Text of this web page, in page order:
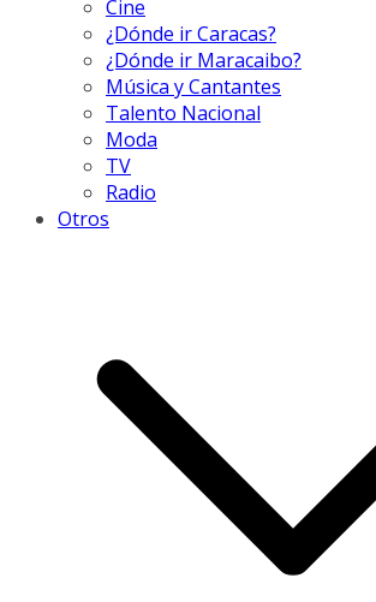
Cine
¿Dónde ir Caracas?
¿Dónde ir Maracaibo?
Música y Cantantes
Talento Nacional
Moda
TV
Radio
Otros